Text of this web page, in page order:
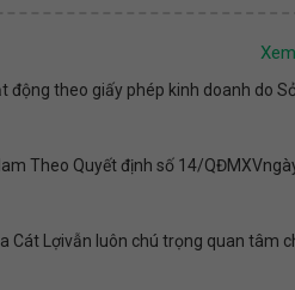
theo giấy phép kinh doanh do
Theo Quyết định số 14/
Cát Lợivẫn luôn chú trọng quan tâm